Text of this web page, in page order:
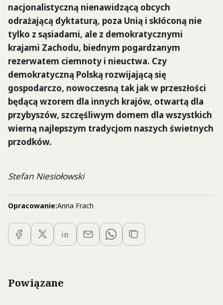
nacjonalistyczną nienawidzącą obcych
odrażającą dyktaturą, poza Unią i skłóconą nie
tylko z sąsiadami, ale z demokratycznymi
krajami Zachodu, biednym pogardzanym
rezerwatem ciemnoty i nieuctwa. Czy
demokratyczną Polską rozwijającą się
gospodarczo, nowoczesną tak jak w przeszłości
będącą wzorem dla innych krajów, otwartą dla
przybyszów, szczęśliwym domem dla wszystkich
wierną najlepszym tradycjom naszych świetnych
przodków.
Stefan Niesiołowski
Opracowanie:Anna Frach
Powiązane